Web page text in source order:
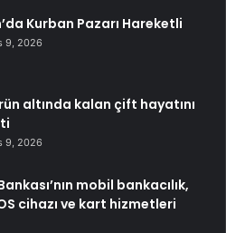
Kurban Pazarı Hareketli
9, 2026
altında kalan çift hayatını
9, 2026
mobil bankacılık,
cihazı ve kart hizmetleri